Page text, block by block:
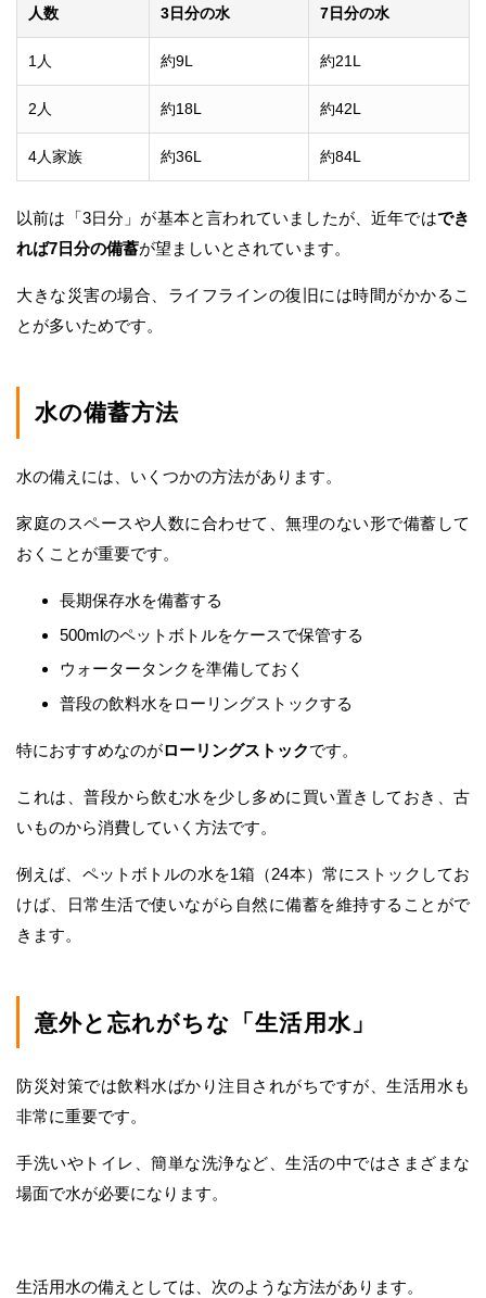
人数 3日分の水 7日分の水
1人 約9L 約21L
2人 約18L 約42L
4人家族 約36L 約84L
以前は「3日分」が基本と言われていましたが、近年ではでき
れば7日分の備蓄が望ましいとされています。
大きな災害の場合、ライフラインの復旧には時間がかかるこ
とが多いためです。
水の備蓄方法
水の備えには、いくつかの方法があります。
家庭のスペースや人数に合わせて、無理のない形で備蓄して
おくことが重要です。
長期保存水を備蓄する
500mlのペットボトルをケースで保管する
ウォータータンクを準備しておく
普段の飲料水をローリングストックする
特におすすめなのがローリングストックです。
これは、普段から飲む水を少し多めに買い置きしておき、古
いものから消費していく方法です。
例えば、ペットボトルの水を1箱（24本）常にストックしてお
けば、日常生活で使いながら自然に備蓄を維持することがで
きます。
意外と忘れがちな「生活用水」
防災対策では飲料水ばかり注目されがちですが、生活用水も
非常に重要です。
手洗いやトイレ、簡単な洗浄など、生活の中ではさまざまな
場面で水が必要になります。
生活用水の備えとしては、次のような方法があります。